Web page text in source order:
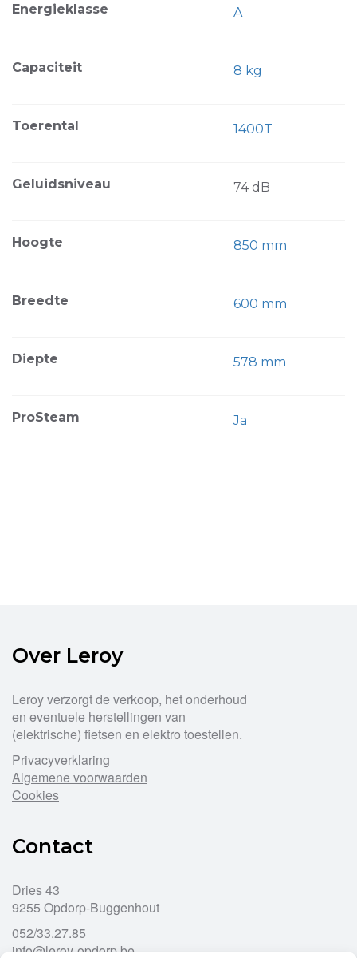
Energieklasse A
Capaciteit 8 kg
Toerental 1400T
Geluidsniveau 74 dB
Hoogte 850 mm
Breedte 600 mm
Diepte 578 mm
ProSteam Ja
Over Leroy
Leroy verzorgt de verkoop, het onderhoud
en eventuele herstellingen van
(elektrische) fietsen en elektro toestellen.
Privacyverklaring
Algemene voorwaarden
Cookies
Contact
Dries 43
9255 Opdorp-Buggenhout
052/33.27.85
info@leroy-opdorp.be